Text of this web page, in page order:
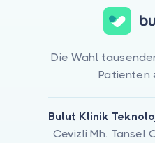
Die Wahl
Patienten
Bulut Klinik
Cevizli Mh. Tansel